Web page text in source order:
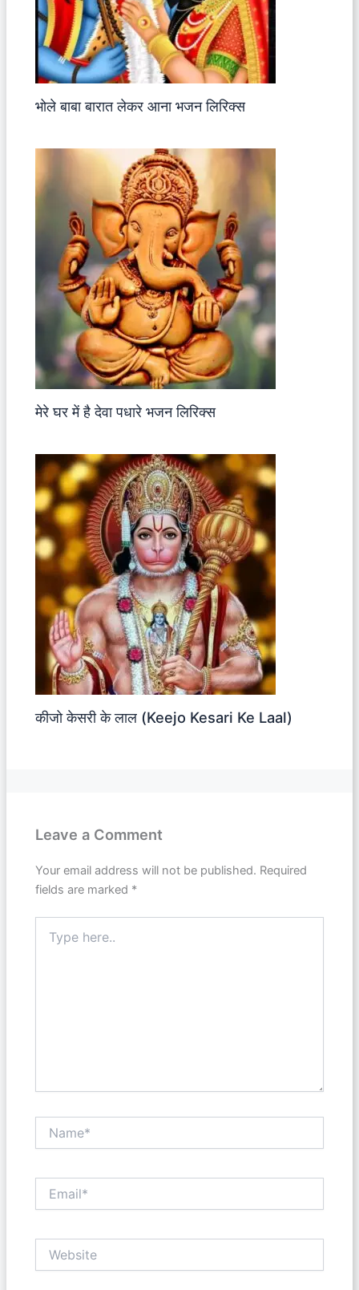
भोले बाबा बारात लेकर आना भजन लिरिक्स
मेरे घर में है देवा पधारे भजन लिरिक्स
कीजो केसरी के लाल (Keejo Kesari Ke Laal)
Leave a Comment
Your email address will not be published. Required
fields are marked *
here..